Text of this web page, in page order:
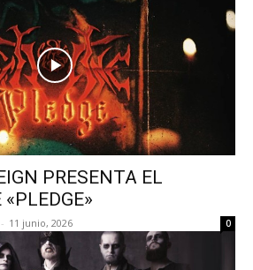
PRESENTA EL
«PLEDGE»
- 11 junio, 2026 0